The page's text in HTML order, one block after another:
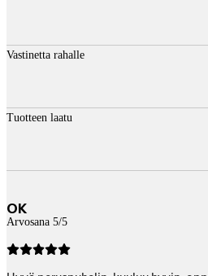
Vastinetta rahalle
Tuotteen laatu
OK
Arvosana 5/5